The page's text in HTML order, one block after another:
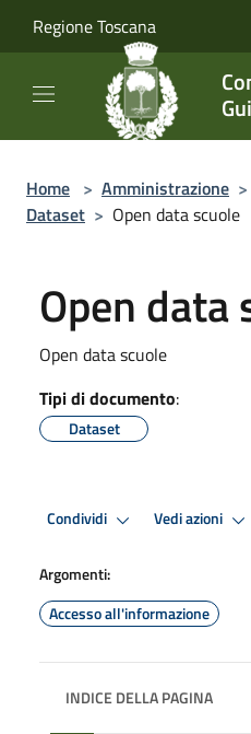
Regione Toscana
Home > Amministrazione >
Dataset > Open data scuole
Open data
Open data scuole
Tipi di documento:
Dataset
Condividi Vedi azioni
Argomenti:
Accesso all'informazione
INDICE DELLA PAGINA